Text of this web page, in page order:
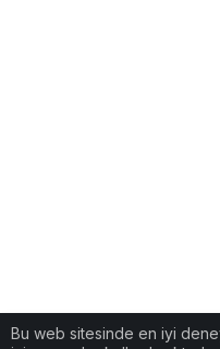
Bu web sitesinde en iyi